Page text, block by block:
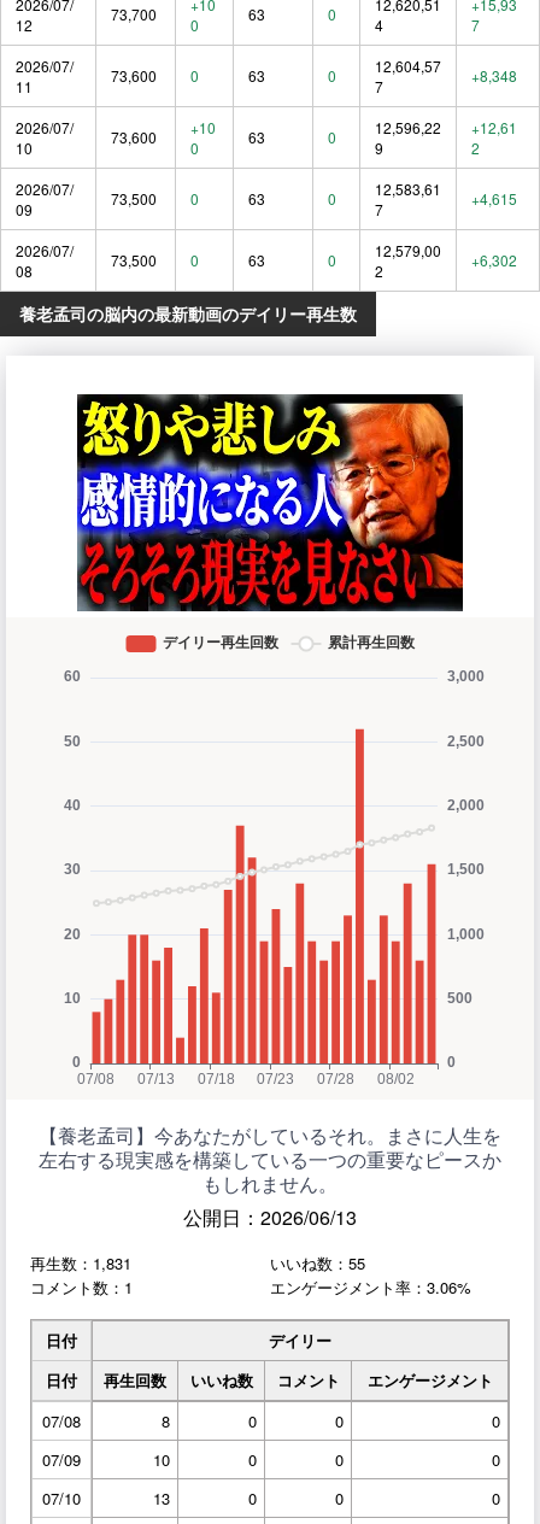
2026/07/
12
73,700
+10
0
63 0
12,620,51
4
+15,93
7
2026/07/
11
73,600 0 63 0
12,604,57
7
+8,348
2026/07/
10
73,600
+10
0
63 0
12,596,22
9
+12,61
2
2026/07/
09
73,500 0 63 0
12,583,61
7
+4,615
2026/07/
08
73,500 0 63 0
12,579,00
2
+6,302
養老孟司の脳内の最新動画のデイリー再生数
【養老孟司】今あなたがしているそれ。まさに人生を
左右する現実感を構築している一つの重要なピースか
もしれません。
公開日：2026/06/13
再生数：1,831
いいね数：55
コメント数：1
エンゲージメント率：3.06%
日付
デイリー
日付
再生回数 いいね数 コメント
エンゲージメント
07/08
8 0 0
0
07/09
10 0 0
0
07/10
13 0 0
0